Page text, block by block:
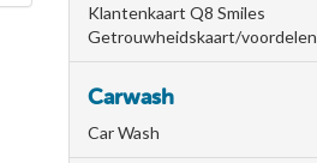
Klantenkaart Q8 Smiles
Getrouwheidskaart/voordelen
Carwash
Car Wash